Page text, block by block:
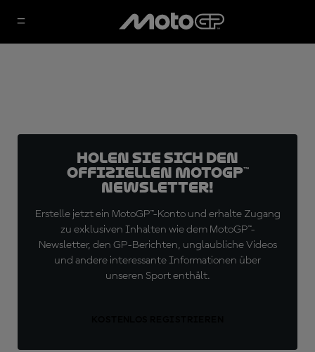
Holen Sie sich den
offiziellen MotoGP™
Newsletter!
Erstelle jetzt ein MotoGP™-Konto und erhalte Zugang
zu exklusiven Inhalten wie dem MotoGP™-
Newsletter, den GP-Berichten, unglaubliche Videos
und andere interessante Informationen über
unseren Sport enthält.